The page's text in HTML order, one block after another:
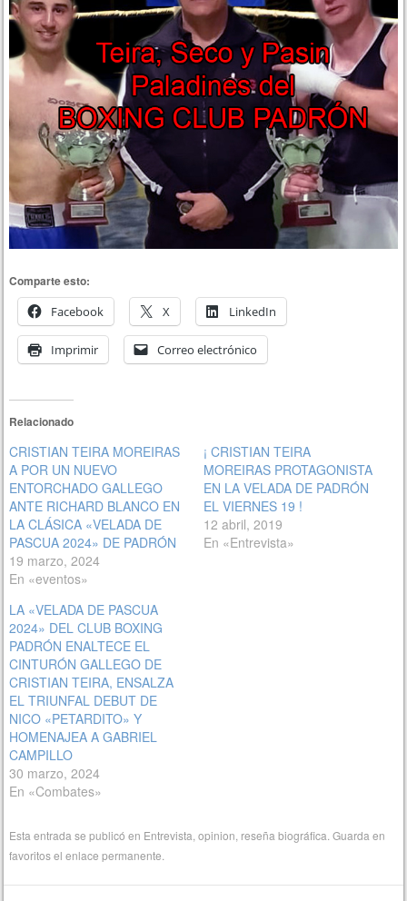
Comparte esto:
Facebook
X LinkedIn
Imprimir Correo electrónico
Relacionado
CRISTIAN TEIRA MOREIRAS
A POR UN NUEVO
ENTORCHADO GALLEGO
ANTE RICHARD BLANCO EN
LA CLÁSICA «VELADA DE
PASCUA 2024» DE PADRÓN
19 marzo, 2024
En «eventos»
¡ CRISTIAN TEIRA
MOREIRAS PROTAGONISTA
EN LA VELADA DE PADRÓN
EL VIERNES 19 !
12 abril, 2019
En «Entrevista»
LA «VELADA DE PASCUA
2024» DEL CLUB BOXING
PADRÓN ENALTECE EL
CINTURÓN GALLEGO DE
CRISTIAN TEIRA, ENSALZA
EL TRIUNFAL DEBUT DE
NICO «PETARDITO» Y
HOMENAJEA A GABRIEL
CAMPILLO
30 marzo, 2024
En «Combates»
Esta entrada se publicó en Entrevista ,opinion reseña biográfica . Guarda en
favoritos elenlace permanente